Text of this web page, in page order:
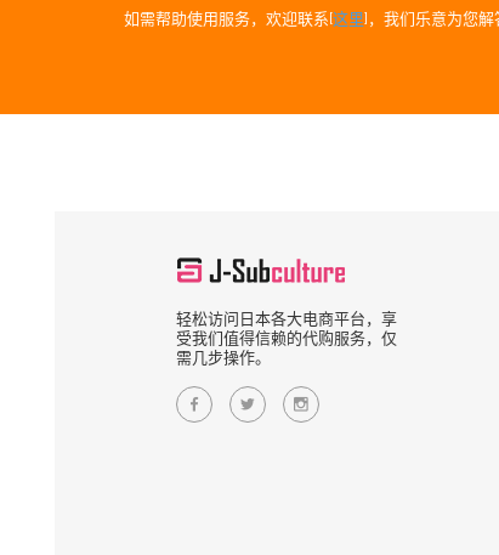
如需帮助使用服务，欢迎联系[这里]，我们乐意为您解
轻松访问日本各大电商平台，享
受我们值得信赖的代购服务，仅
需几步操作。